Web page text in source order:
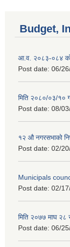
Budget,
आ.व. २०८३-०८४ को
Post date: 06/
मिति २०८०/०३/१०
Post date: 08/
१२ औ नगरसभाको
Post date: 02/
Municipals
Post date: 02/
मिति २०७७ माघ २८
Post date: 06/